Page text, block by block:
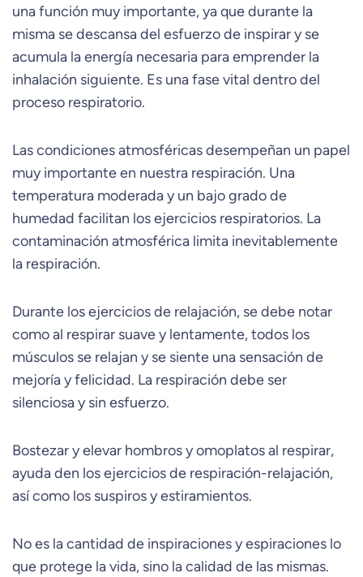
una función muy importante, ya que durante la
misma se descansa del esfuerzo de inspirar y se
acumula la energía necesaria para emprender la
inhalación siguiente. Es una fase vital dentro del
proceso respiratorio.
Las condiciones atmosféricas desempeñan un papel
muy importante en nuestra respiración. Una
temperatura moderada y un bajo grado de
humedad facilitan los ejercicios respiratorios. La
contaminación atmosférica limita inevitablemente
la respiración.
Durante los ejercicios de relajación, se debe notar
como al respirar suave y lentamente, todos los
músculos se relajan y se siente una sensación de
mejoría y felicidad. La respiración debe ser
silenciosa y sin esfuerzo.
Bostezar y elevar hombros y omoplatos al respirar,
ayuda den los ejercicios de respiración-relajación,
así como los suspiros y estiramientos.
No es la cantidad de inspiraciones y espiraciones lo
que protege la vida, sino la calidad de las mismas.